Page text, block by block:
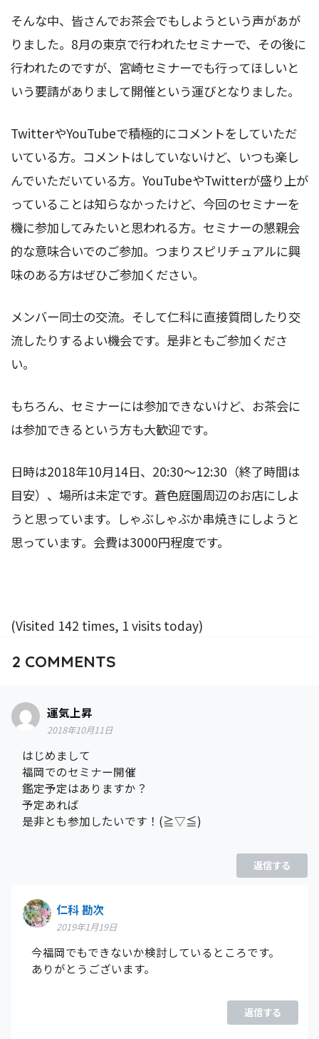
そんな中、皆さんでお茶会でもしようという声があが
りました。8月の東京で行われたセミナーで、その後に
行われたのですが、宮崎セミナーでも行ってほしいと
いう要請がありまして開催という運びとなりました。
TwitterやYouTubeで積極的にコメントをしていただ
いている方。コメントはしていないけど、いつも楽し
んでいただいている方。YouTubeやTwitterが盛り上が
っていることは知らなかったけど、今回のセミナーを
機に参加してみたいと思われる方。セミナーの懇親会
的な意味合いでのご参加。つまりスピリチュアルに興
味のある方はぜひご参加ください。
メンバー同士の交流。そして仁科に直接質問したり交
流したりするよい機会です。是非ともご参加くださ
い。
もちろん、セミナーには参加できないけど、お茶会に
は参加できるという方も大歓迎です。
日時は2018年10月14日、20:30～12:30（終了時間は
目安）、場所は未定です。蒼色庭園周辺のお店にしよ
うと思っています。しゃぶしゃぶか串焼きにしようと
思っています。会費は3000円程度です。
(Visited 142 times, 1 visits today)
2 COMMENTS
運気上昇
2018年10月11日
はじめまして
福岡でのセミナー開催
鑑定予定はありますか？
予定あれば
是非とも参加したいです！(≧▽≦)
返信する
仁科 勘次
2019年1月19日
今福岡でもできないか検討しているところです。
ありがとうございます。
返信する